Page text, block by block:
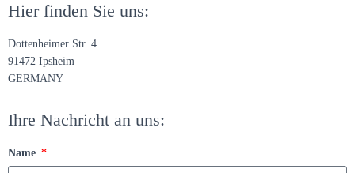
Hier finden Sie uns:
Dottenheimer Str. 4
91472 Ipsheim
GERMANY
Ihre Nachricht an uns:
Name